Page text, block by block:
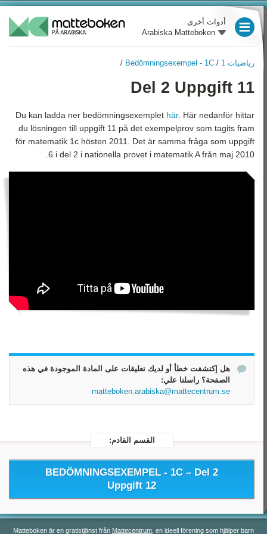
أدوات أخرى
Arabiska Matteboken
رياضيات 1 /
Bedömningsexempel - 1C
/
Del 2 Uppgift 11
Du kan ladda ner bedömningsexemplet här. Här nedanför hittar
du lösningen till uppgift 11 på det exempelprov som tagits fram
för matematik 1c hösten 2011. Det är samma fråga som uppgift
6 i del 2 i nationella provet i matematik A från maj 2010.
هل إكتشفت خطأ أو لديك تعليقات على المادة الموجودة في هذه
الصفحة؟ راسلنا علي:
matteboken.arabiska@mattecentrum.se
القسم القادم:
BEDÖMNINGSEXEMPEL - 1C – Del 2
Uppgift 12
العام الدراسي 4
العام الدراسي 5
العام الدراسي 6
العام الدراسي 7
العام الدراسي 8
الأعداد
الهندسة
الجبر
رياضيات 5
Matteboken är en gratistjänst från Mattecentrum, en ideell förening som hjälper barn